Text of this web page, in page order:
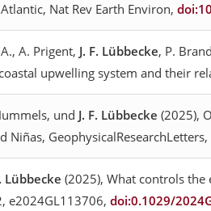
Nat Rev Earth Environ,
A. Prigent, J. F. Lübbecke, P.
upwelling system and their
und J. F. Lübbecke (2025),
Niñas,
Lübbecke (2025), What controls the
e2024GL113706, doi:0.1029/